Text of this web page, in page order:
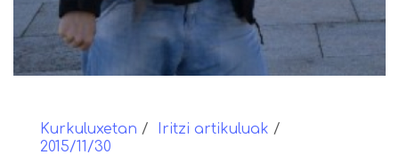
Kurkuluxetan
Iritzi artikuluak
2015/11/30